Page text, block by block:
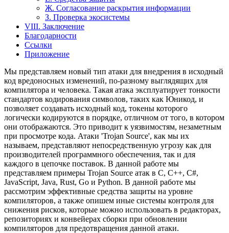
Ж. Согласование раскрытия информации
З. Проверка экосистемы
VIII. Заключение
Благодарности
Ссылки
Приложение
Мы представляем новый тип атаки для внедрения в исходный
код вредоносных изменений, по-разному выглядящих для
компилятора и человека. Такая атака эксплуатирует тонкости
стандартов кодирования символов, таких как Юникод, и
позволяет создавать исходный код, токены которого
логически кодируются в порядке, отличном от того, в котором
они отображаются. Это приводит к уязвимостям, незаметным
при просмотре кода. Атаки 'Trojan Source', как мы их
называем, представляют непосредственную угрозу как для
производителей программного обеспечения, так и для
каждого в цепочке поставок. В данной работе мы
представляем примеры Trojan Source атак в C, C++, C#,
JavaScript, Java, Rust, Go и Python. В данной работе мы
рассмотрим эффективные средства защиты на уровне
компиляторов, а также опишем иные системы контроля для
снижения рисков, которые можно использовать в редакторах,
репозиториях и конвейерах сборки при обновлении
компиляторов для предотвращения данной атаки.